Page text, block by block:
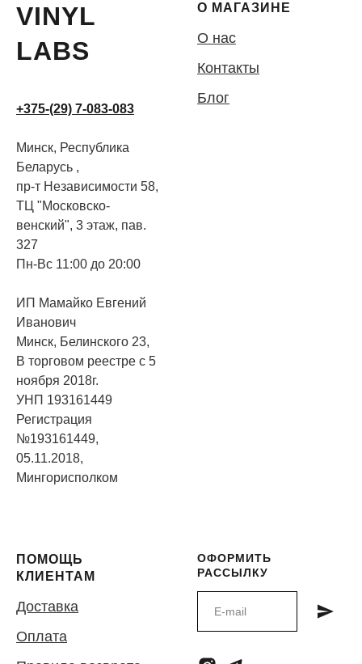
VINYL
LABS
+375-(29) 7-083-083
Минск, Республика
Беларусь ,
пр-т Независимости 58,
ТЦ "Московско-
венский", 3 этаж, пав.
327
Пн-Вс 11:00 до 20:00
ИП Мамайко Евгений
Иванович
Минск, Белинского 23,
В торговом реестре с 5
ноября 2018г.
УНП 193161449
Регистрация
№193161449,
05.11.2018,
Мингорисполком
О МАГАЗИНЕ
О нас
Контакты
Блог
ПОМОЩЬ
КЛИЕНТАМ
Доставка
Оплата
ОФОРМИТЬ
РАССЫЛКУ